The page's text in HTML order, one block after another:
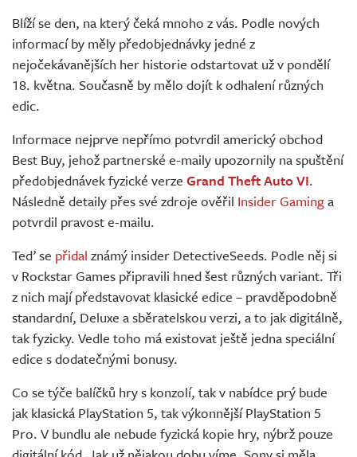
Živě
Blíží se den, na který čeká mnoho z vás. Podle nových
informací by měly předobjednávky jedné z
nejočekávanějších her historie odstartovat už v pondělí
18. května. Současně by mělo dojít k odhalení různých
edic.
Informace nejprve nepřímo potvrdil americký obchod
Best Buy, jehož partnerské e-maily upozornily na spuštění
předobjednávek fyzické verze Grand Theft Auto VI.
Následně detaily přes své zdroje ověřil Insider Gaminga
potvrdil pravost e-mailu.
Teď se přidal známý insider DetectiveSeeds. Podle něj si
v Rockstar Games připravili hned šest různých variant. Tři
z nich mají představovat klasické edice – pravděpodobně
standardní, Deluxe a sběratelskou verzi, a to jak digitálně,
tak fyzicky. Vedle toho má existovat ještě jedna speciální
edice s dodatečnými bonusy.
Co se týče balíčků hry s konzolí, tak v nabídce prý bude
jak klasická PlayStation 5, tak výkonnější PlayStation 5
Pro. V bundlu ale nebude fyzická kopie hry, nýbrž pouze